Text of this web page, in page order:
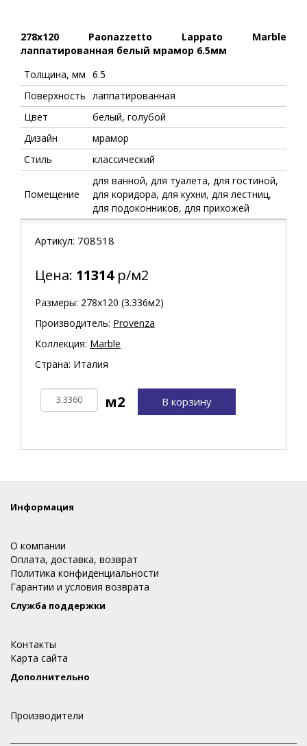
278x120 Paonazzetto Lappato Marble
лаппатированная белый мрамор 6.5мм
Толщина, мм 6.5
Поверхность лаппатированная
Цвет
белый, голубой
Дизайн
мрамор
Стиль
классический
Помещение
для ванной, для туалета, для гостиной,
для коридора, для кухни, для лестниц,
для подоконников, для прихожей
Артикул: 708518
Цена: 11314р/м2
Размеры: 278х120 (3.336м2)
Производитель: Provenza
Коллекция: Marble
Страна: Италия
В корзину
Информация
О компании
Оплата, доставка, возврат
Политика конфиденциальности
Гарантии и условия возврата
Служба поддержки
Контакты
Карта сайта
Дополнительно
Производители